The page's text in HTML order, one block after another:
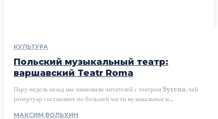
КУЛЬТУРА
Польский музыкальный театр:
варшавский Teatr Roma
Пару недель назад мы знакомили читателей с театром Syrena, чей
репертуар составляют по большей части музыкальные и...
МАКСИМ ВОЛЬХИН